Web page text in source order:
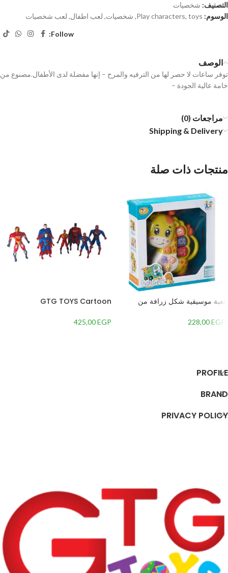
التصنيف: شخصيات
الوسوم:
Play characters, toys
, شخصيات, لعب اطفال, لعب شخصيات
Follow:
الوصف
توفر ساعات لا حصر لها من الترفيه والمرح – إنها مفضلة لدى الأطفال.مصنوع من
خامة عالية الجودة –
مراجعات (0)
Shipping & Delivery
منتجات ذات صلة
لعبة موسيقية شكل زرافة من
228,00EGP
GTG TOYS Cartoon
425,00EGP
PROFILE
BRAND
PRIVACY POLICY